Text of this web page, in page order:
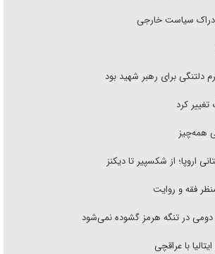
سیاست خارجی
برای رهبر شهید بود
تغییر کرد
همه‌چیز
اروپا؛ از شکسپیر تا دیکنز
فقه و روایت
در تنگه هرمز گشوده نمی‌شود
با عراقچی